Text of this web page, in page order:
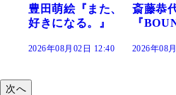
斎藤恭代
『BOUND』
2026年08月02日 12:35
咲田ゆ
『
2026年08
次へ